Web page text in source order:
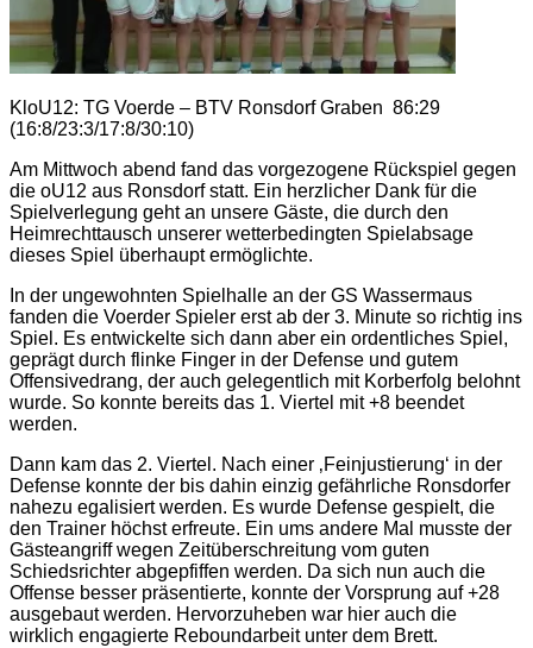
KloU12: TG Voerde – BTV Ronsdorf Graben 86:29
(16:8/23:3/17:8/30:10)
Am Mittwoch abend fand das vorgezogene Rückspiel gegen
die oU12 aus Ronsdorf statt. Ein herzlicher Dank für die
Spielverlegung geht an unsere Gäste, die durch den
Heimrechttausch unserer wetterbedingten Spielabsage
dieses Spiel überhaupt ermöglichte.
In der ungewohnten Spielhalle an der GS Wassermaus
fanden die Voerder Spieler erst ab der 3. Minute so richtig ins
Spiel. Es entwickelte sich dann aber ein ordentliches Spiel,
geprägt durch flinke Finger in der Defense und gutem
Offensivedrang, der auch gelegentlich mit Korberfolg belohnt
wurde. So konnte bereits das 1. Viertel mit +8 beendet
werden.
Dann kam das 2. Viertel. Nach einer ‚Feinjustierung‘ in der
Defense konnte der bis dahin einzig gefährliche Ronsdorfer
nahezu egalisiert werden. Es wurde Defense gespielt, die
den Trainer höchst erfreute. Ein ums andere Mal musste der
Gästeangriff wegen Zeitüberschreitung vom guten
Schiedsrichter abgepfiffen werden. Da sich nun auch die
Offense besser präsentierte, konnte der Vorsprung auf +28
ausgebaut werden. Hervorzuheben war hier auch die
wirklich engagierte Reboundarbeit unter dem Brett.